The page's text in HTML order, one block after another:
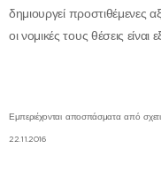
δημιουργεί προστιθέμενες
οι νομικές τους θέσεις
Εμπεριέχονται αποσπάσματα από
22.11.2016